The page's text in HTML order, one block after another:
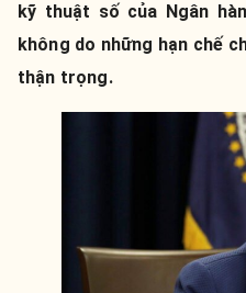
kỹ thuật số của Ngân
không do những hạn chế
thận trọng.